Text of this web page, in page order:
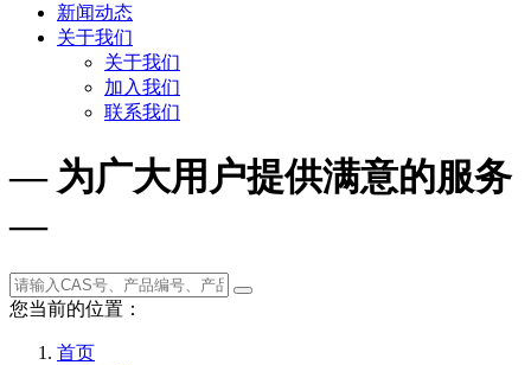
新闻动态
关于我们
关于我们
加入我们
联系我们
— 为广大用户提供满意的服务
—
您当前的位置：
首页